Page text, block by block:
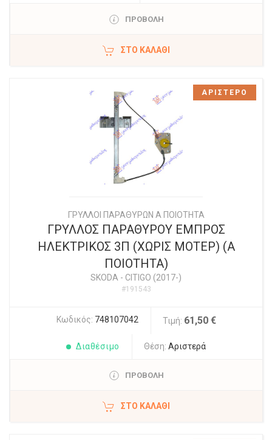
ΠΡΟΒΟΛΗ
ΣΤΟ ΚΑΛΆΘΙ
ΓΡΥΛΛΟΙ ΠΑΡΑΘΥΡΩΝ Α ΠΟΙΟΤΗΤΑ
ΓΡΥΛΛΟΣ ΠΑΡΑΘΥΡΟΥ ΕΜΠΡΟΣ
ΗΛΕΚΤΡΙΚΟΣ 3Π (ΧΩΡΙΣ ΜΟΤΕΡ) (Α
ΠΟΙΟΤΗΤΑ)
SKODA - CITIGO (2017-)
#191543
Κωδικός: 748107042 Τιμή: 61,50 €
Διαθέσιμο Θέση: Αριστερά
ΠΡΟΒΟΛΗ
ΣΤΟ ΚΑΛΆΘΙ
ΑΡΙΣΤΕΡΟ